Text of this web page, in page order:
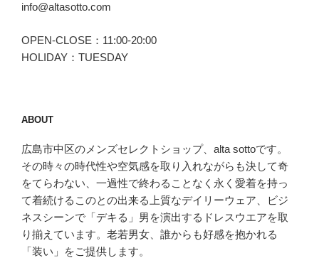
＆
ブ)。”
の
info@altasotto.com
OPEN-CLOSE：11:00-20:00
HOLIDAY：TUESDAY
ABOUT
広島市中区のメンズセレクトショップ、alta sottoです。
その時々の時代性や空気感を取り入れながらも決して奇
をてらわない、一過性で終わることなく永く愛着を持っ
て着続けるこのとの出来る上質なデイリーウェア、ビジ
ネスシーンで「デキる」男を演出するドレスウエアを取
り揃えています。老若男女、誰からも好感を抱かれる
「装い」をご提供します。